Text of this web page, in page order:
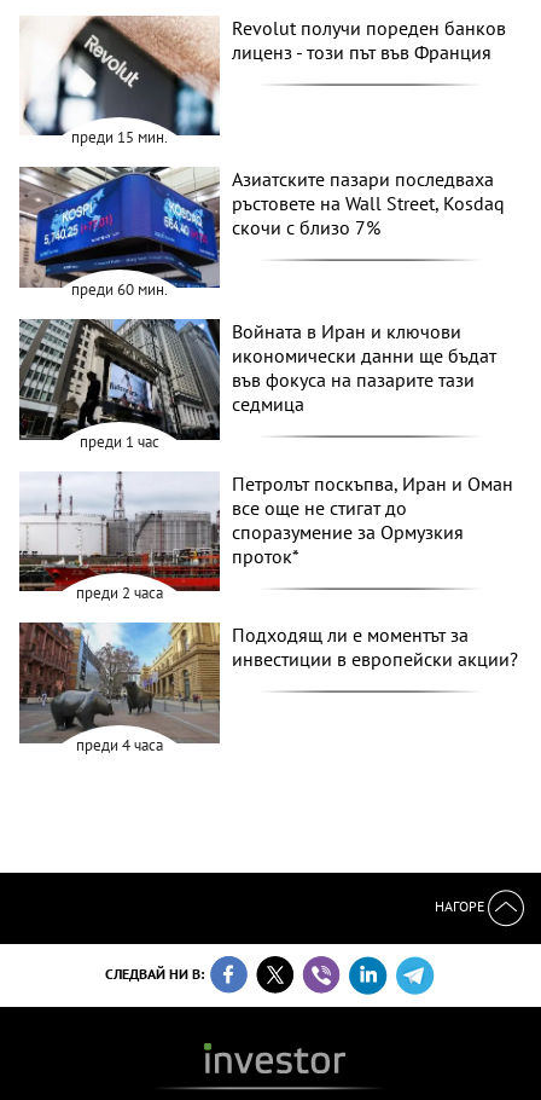
преди 15 мин.
Revolut получи пореден банков
лиценз - този път във Франция
преди 60 мин.
Азиатските пазари последваха
ръстовете на Wall Street, Kosdaq
скочи с близо 7%
преди 1 час
Войната в Иран и ключови
икономически данни ще бъдат
във фокуса на пазарите тази
седмица
преди 2 часа
Петролът поскъпва, Иран и Оман
все още не стигат до
споразумение за Ормузкия
проток*
преди 4 часа
Подходящ ли е моментът за
инвестиции в европейски акции?
НАГОРЕ
СЛЕДВАЙ НИ В: